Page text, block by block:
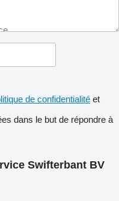
de confidentialité et
dans le but de répondre à
Swifterbant BV